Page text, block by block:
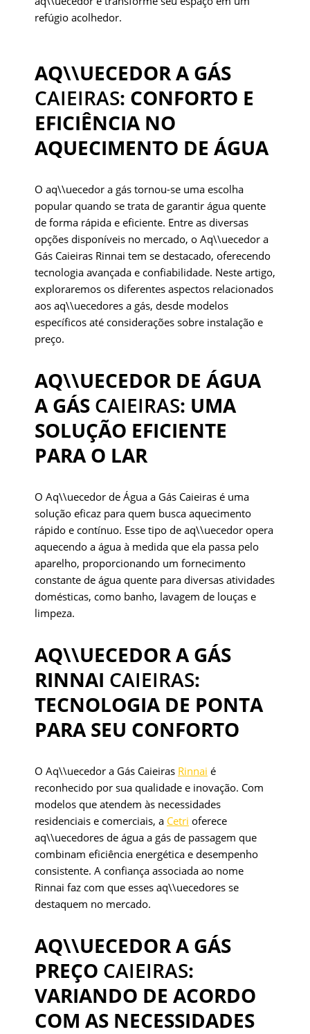
refúgio acolhedor.
AQ\\UECEDOR A GÁS
CAIEIRAS: CONFORTO E
EFICIÊNCIA NO
AQUECIMENTO DE ÁGUA
O aq\\uecedor a gás tornou-se uma escolha
popular quando se trata de garantir água quente
de forma rápida e eficiente. Entre as diversas
opções disponíveis no mercado, o Aq\\uecedor a
Gás Caieiras Rinnai tem se destacado, oferecendo
tecnologia avançada e confiabilidade. Neste artigo,
exploraremos os diferentes aspectos relacionados
aos aq\\uecedores a gás, desde modelos
específicos até considerações sobre instalação e
preço.
AQ\\UECEDOR DE ÁGUA
A GÁS CAIEIRAS: UMA
SOLUÇÃO EFICIENTE
PARA O LAR
O Aq\\uecedor de Água a Gás Caieiras é uma
solução eficaz para quem busca aquecimento
rápido e contínuo. Esse tipo de aq\\uecedor opera
aquecendo a água à medida que ela passa pelo
aparelho, proporcionando um fornecimento
constante de água quente para diversas atividades
domésticas, como banho, lavagem de louças e
limpeza.
AQ\\UECEDOR A GÁS
RINNAI CAIEIRAS:
TECNOLOGIA DE PONTA
PARA SEU CONFORTO
O Aq\\uecedor a Gás Caieiras Rinnai é
reconhecido por sua qualidade e inovação. Com
modelos que atendem às necessidades
residenciais e comerciais, a Cetri oferece
aq\\uecedores de água a gás de passagem que
combinam eficiência energética e desempenho
consistente. A confiança associada ao nome
Rinnai faz com que esses aq\\uecedores se
destaquem no mercado.
AQ\\UECEDOR A GÁS
PREÇO CAIEIRAS:
VARIANDO DE ACORDO
COM AS NECESSIDADES